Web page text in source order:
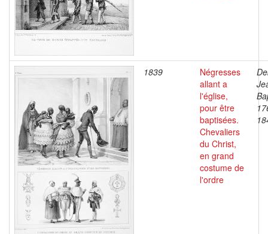
1839
Négresses
allant a
l'église,
pour être
baptisées.
Chevaliers
du Christ,
en grand
costume de
l'ordre